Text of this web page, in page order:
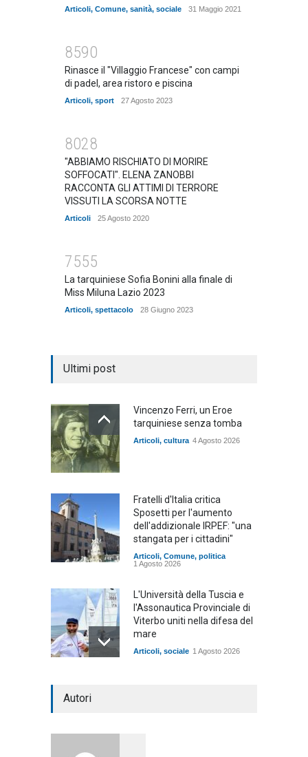
Articoli, Comune, sanità, sociale 31 Maggio 2021
8590
Rinasce il "Villaggio Francese" con campi
di padel, area ristoro e piscina
Articoli, sport 27 Agosto 2023
8028
"ABBIAMO RISCHIATO DI MORIRE
SOFFOCATI". ELENA ZANOBBI
RACCONTA GLI ATTIMI DI TERRORE
VISSUTI LA SCORSA NOTTE
Articoli 25 Agosto 2020
7555
La tarquiniese Sofia Bonini alla finale di
Miss Miluna Lazio 2023
Articoli, spettacolo 28 Giugno 2023
Ultimi post
Vincenzo Ferri, un Eroe
tarquiniese senza tomba
Articoli, cultura 4 Agosto 2026
Fratelli d'Italia critica
Sposetti per l'aumento
dell'addizionale IRPEF: "una
stangata per i cittadini"
Articoli, Comune, politica
1 Agosto 2026
L'Università della Tuscia e
l'Assonautica Provinciale di
Viterbo uniti nella difesa del
mare
Articoli, sociale 1 Agosto 2026
Autori